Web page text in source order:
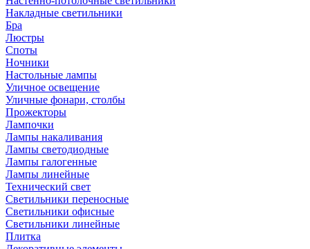
Накладные светильники
Бра
Люстры
Споты
Ночники
Настольные лампы
Уличное освещение
Уличные фонари, столбы
Прожекторы
Лампочки
Лампы накаливания
Лампы светодиодные
Лампы галогенные
Лампы линейные
Технический свет
Светильники переносные
Светильники офисные
Светильники линейные
Плитка